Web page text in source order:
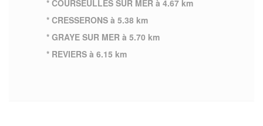
* COURSEULLES SUR MER à 4.67 km
* CRESSERONS à 5.38 km
* GRAYE SUR MER à 5.70 km
* REVIERS à 6.15 km